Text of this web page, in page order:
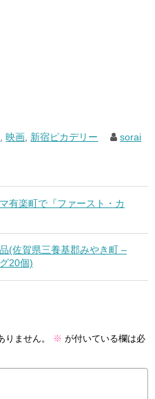
,映画, 新宿ピカデリー sorai
有楽町で『ファースト・カ
(佐賀県三養基郡みやき町 –
20個)
ません。 ※ が付いている欄は必